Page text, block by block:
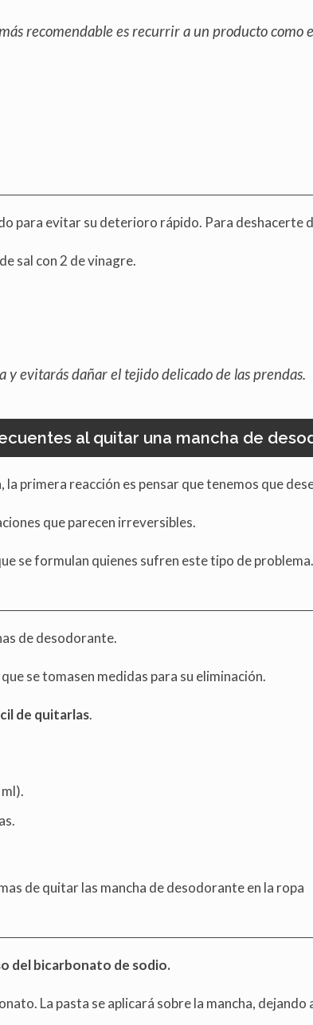
recomendable es recurrir a un producto como
para evitar su deterioro rápido. Para deshacerte
sal con 2 de vinagre.
evitarás dañar el tejido delicado de las prendas.
al quitar una mancha de
primera reacción es pensar que tenemos que
que parecen irreversibles.
se formulan quienes sufren este tipo de problema.
de desodorante.
se tomasen medidas para su eliminación.
de quitarlas.
del bicarbonato de sodio.
La pasta se aplicará sobre la mancha,